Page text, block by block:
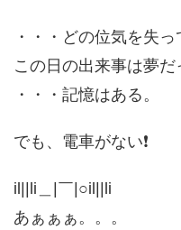
・・・どの位気を失っ
この日の出来事は夢だ
・・・記憶はある。
でも、電車がない❗️
il||li＿|￣|○il||li
あぁぁぁ。。。